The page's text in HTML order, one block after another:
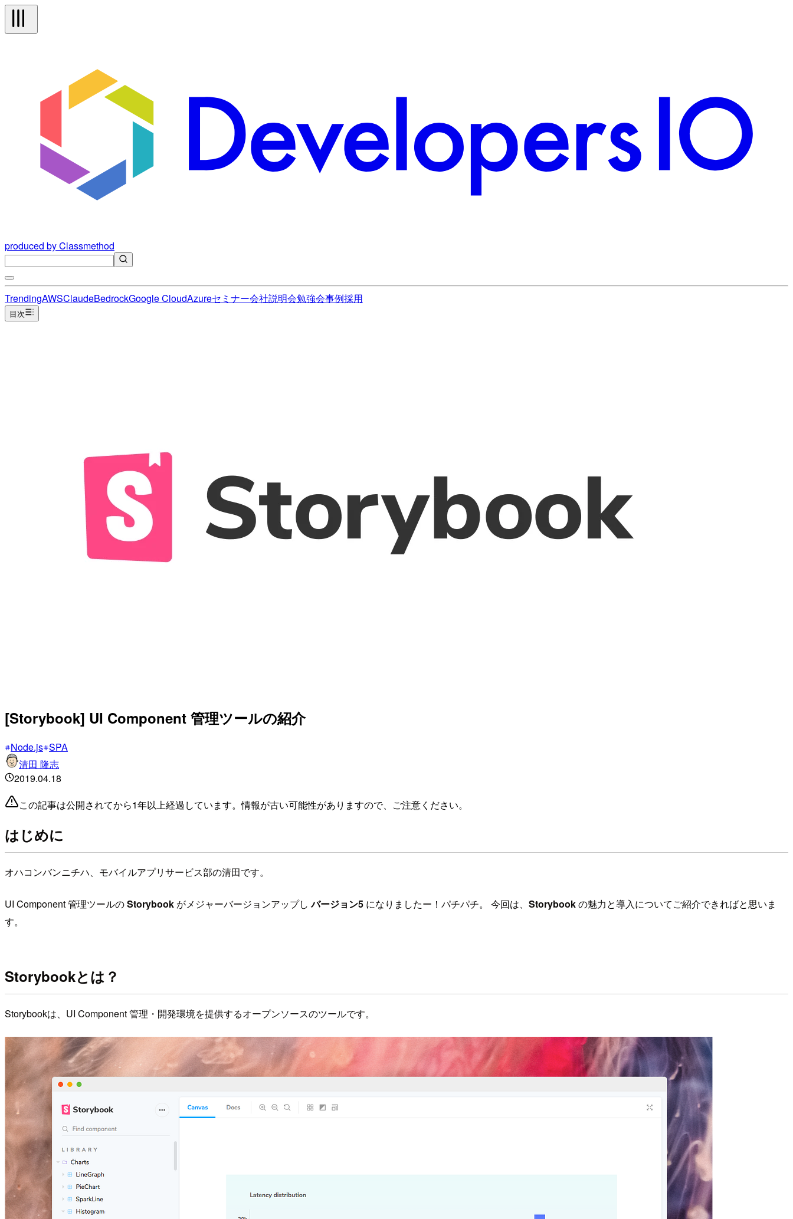
produced by Classmethod
TrendingAWSClaudeBedrockGoogle CloudAzureセミナー会社説明会勉強会事例採用
目次
[Storybook] UI Component 管理ツールの紹介
Node.js SPA
清田 隆志
2019.04.18
この記事は公開されてから1年以上経過しています。情報が古い可能性がありますので、ご注意ください。
はじめに
オハコンバンニチハ、モバイルアプリサービス部の清田です。
UI Component 管理ツールのStorybook がメジャーバージョンアップしバージョン5 になりましたー！パチパチ。 今回は、 Storybookの魅力と導入についてご紹介できればと思いま
す。
Storybookとは？
Storybookは、UI Component 管理・開発環境を提供するオープンソースのツールです。